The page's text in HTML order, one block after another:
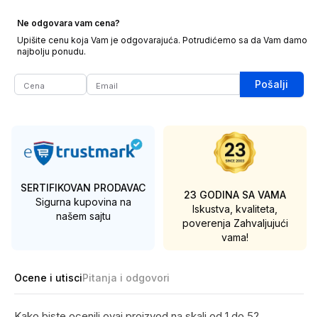
Ne odgovara vam cena?
Upišite cenu koja Vam je odgovarajuća. Potrudićemo sa da Vam damo
najbolju ponudu.
Pošalji
SERTIFIKOVAN PRODAVAC
Sigurna kupovina na
našem sajtu
23 GODINA SA VAMA
Iskustva, kvaliteta,
poverenja Zahvaljujući
vama!
Ocene i utisciPitanja i odgovori